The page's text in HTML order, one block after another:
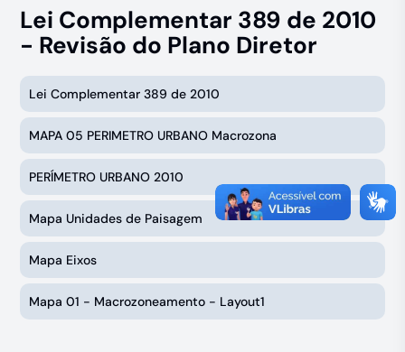
Lei Complementar 389 de 2010
- Revisão do Plano Diretor
Lei Complementar 389 de 2010
MAPA 05 PERIMETRO URBANO Macrozona
PERÍMETRO URBANO 2010
Mapa Unidades de Paisagem
Mapa Eixos
Mapa 01 - Macrozoneamento - Layout1